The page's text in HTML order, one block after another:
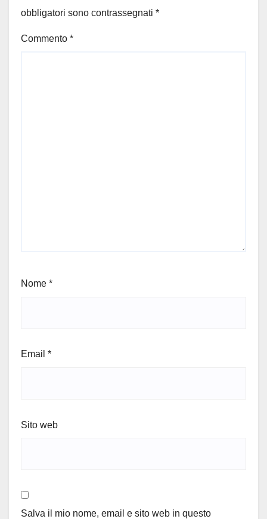
obbligatori sono contrassegnati *
Commento *
Nome *
Email *
Sito web
Salva il mio nome, email e sito web in questo